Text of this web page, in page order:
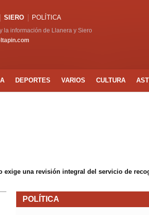
SIERO POLÍTICA
la información de Llanera y Siero
DEPORTES VARIOS CULTURA
exige una revisión integral del servicio de
POLÍTICA